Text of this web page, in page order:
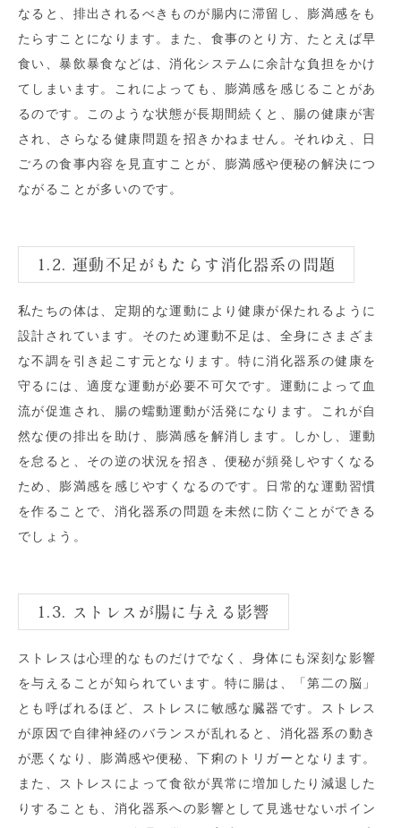
なると、排出されるべきものが腸内に滞留し、膨満感をも
たらすことになります。また、食事のとり方、たとえば早
食い、暴飲暴食などは、消化システムに余計な負担をかけ
てしまいます。これによっても、膨満感を感じることがあ
るのです。このような状態が長期間続くと、腸の健康が害
され、さらなる健康問題を招きかねません。それゆえ、日
ごろの食事内容を見直すことが、膨満感や便秘の解決につ
ながることが多いのです。
1.2. 運動不足がもたらす消化器系の問題
私たちの体は、定期的な運動により健康が保たれるように
設計されています。そのため運動不足は、全身にさまざま
な不調を引き起こす元となります。特に消化器系の健康を
守るには、適度な運動が必要不可欠です。運動によって血
流が促進され、腸の蠕動運動が活発になります。これが自
然な便の排出を助け、膨満感を解消します。しかし、運動
を怠ると、その逆の状況を招き、便秘が頻発しやすくなる
ため、膨満感を感じやすくなるのです。日常的な運動習慣
を作ることで、消化器系の問題を未然に防ぐことができる
でしょう。
1.3. ストレスが腸に与える影響
ストレスは心理的なものだけでなく、身体にも深刻な影響
を与えることが知られています。特に腸は、「第二の脳」
とも呼ばれるほど、ストレスに敏感な臓器です。ストレス
が原因で自律神経のバランスが乱れると、消化器系の動き
が悪くなり、膨満感や便秘、下痢のトリガーとなります。
また、ストレスによって食欲が異常に増加したり減退した
りすることも、消化器系への影響として見逃せないポイン